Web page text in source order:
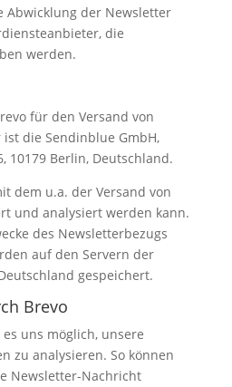
Abwicklung der Newsletter
die
werden.
für den Versand von
die Sendinblue GmbH,
10179 Berlin, Deutschland.
dem u.a. der Versand von
und analysiert werden kann.
des Newsletterbezugs
auf den Servern der
gespeichert.
Brevo
uns möglich, unsere
zu analysieren. So können
Newsletter-Nachricht